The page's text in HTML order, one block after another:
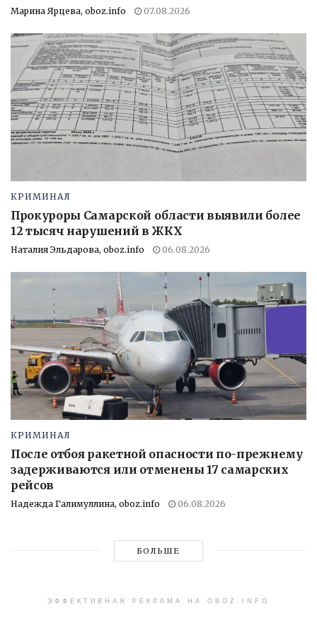
Марина Ярцева, oboz.info 07.08.2026
КРИМИНАЛ
Прокуроры Самарской области выявили более
12 тысяч нарушений в ЖКХ
Наталия Эльдарова, oboz.info 06.08.2026
КРИМИНАЛ
После отбоя ракетной опасности по-прежнему
задерживаются или отменены 17 самарских
рейсов
Надежда Галимуллина, oboz.info 06.08.2026
БОЛЬШЕ
ЭФФЕКТИВНАЯ РЕКЛАМА НА OBOZ.INFO